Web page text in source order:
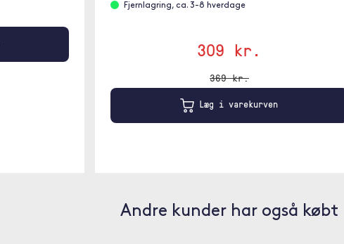
Fjernlagring, ca. 3-8 hverdage
309 kr.
369 kr.
Læg i varekurven
Andre kunder har også købt